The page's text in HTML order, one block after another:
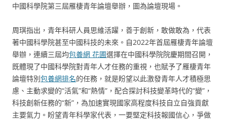
中國科學院第三屆雁棲青年論壇舉辦，圖為論壇現場。
周琪指出，青年科研人員思維活躍，善于創新，敢做敢為，代表
著中國科學院甚至中國科技的未來。自2022年首屆雁棲青年論壇
舉辦，連續三屆均包養網 花圃選擇在中國科學院院慶期間召開，
既體現了中國科學院對青年人才任務的重視，也賦予了雁棲青年
論壇特別包養網排名的任務，就是盼望以此激發青年人才積極思
慮、主動求變的“活氣”和“熱情”，配合探討科技變革時代的“變”，
科技創新任務的“新”，為加速實現國家高程度科技自立自強貢獻
主要氣力。盼望青年科學家代表，一要堅定科技報國信心，爭做